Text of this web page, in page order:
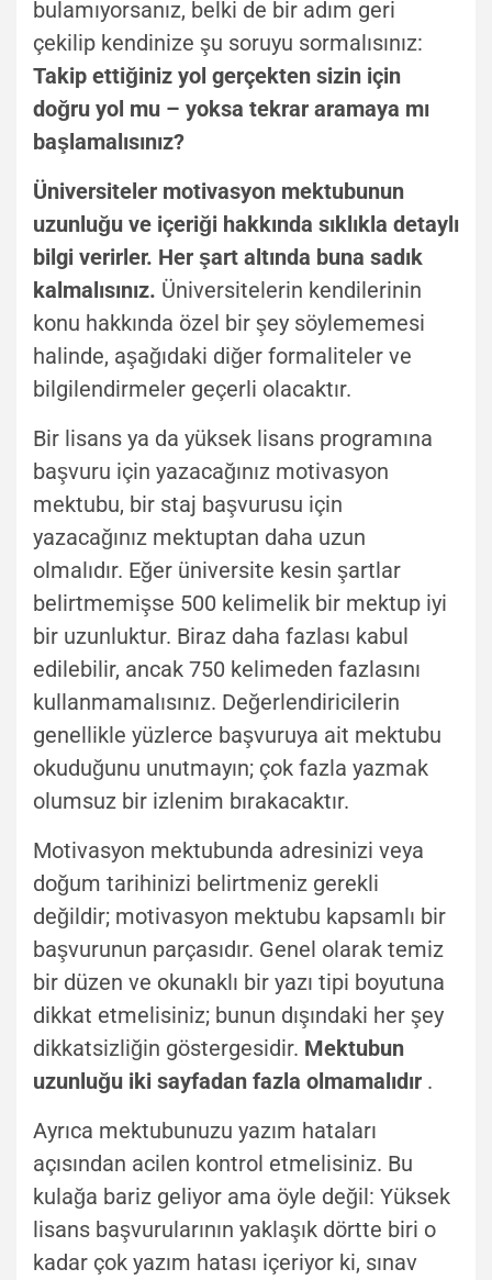
bulamıyorsanız, belki de bir adım geri
çekilip kendinize şu soruyu sormalısınız:
Takip ettiğiniz yol gerçekten sizin için
doğru yol mu – yoksa tekrar aramaya mı
başlamalısınız?
Üniversiteler motivasyon mektubunun
uzunluğu ve içeriği hakkında sıklıkla detaylı
bilgi verirler. Her şart altında buna sadık
kalmalısınız. Üniversitelerin kendilerinin
konu hakkında özel bir şey söylememesi
halinde, aşağıdaki diğer formaliteler ve
bilgilendirmeler geçerli olacaktır.
Bir lisans ya da yüksek lisans programına
başvuru için yazacağınız motivasyon
mektubu, bir staj başvurusu için
yazacağınız mektuptan daha uzun
olmalıdır. Eğer üniversite kesin şartlar
belirtmemişse 500 kelimelik bir mektup iyi
bir uzunluktur. Biraz daha fazlası kabul
edilebilir, ancak 750 kelimeden fazlasını
kullanmamalısınız. Değerlendiricilerin
genellikle yüzlerce başvuruya ait mektubu
okuduğunu unutmayın; çok fazla yazmak
olumsuz bir izlenim bırakacaktır.
Motivasyon mektubunda adresinizi veya
doğum tarihinizi belirtmeniz gerekli
değildir; motivasyon mektubu kapsamlı bir
başvurunun parçasıdır. Genel olarak temiz
bir düzen ve okunaklı bir yazı tipi boyutuna
dikkat etmelisiniz; bunun dışındaki her şey
dikkatsizliğin göstergesidir. Mektubun
uzunluğu iki sayfadan fazla olmamalıdır .
Ayrıca mektubunuzu yazım hataları
açısından acilen kontrol etmelisiniz. Bu
kulağa bariz geliyor ama öyle değil: Yüksek
lisans başvurularının yaklaşık dörtte biri o
kadar çok yazım hatası içeriyor ki, sınav